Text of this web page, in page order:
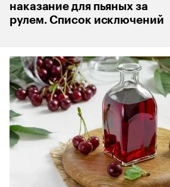
наказание для пьяных за
рулем. Список исключений